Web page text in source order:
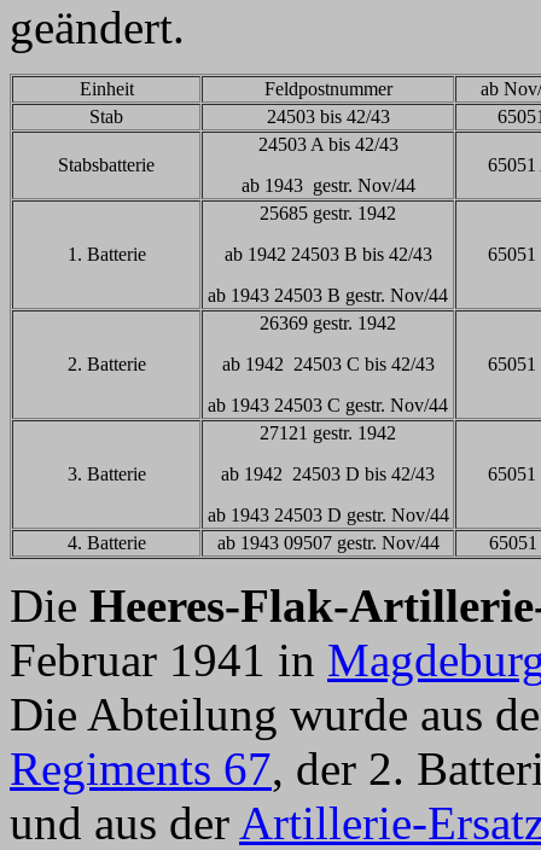
geändert.
Einheit Feldpostnummer
ab
Stab
24503 bis 42/43
Stabsbatterie
24503 A bis 42/43
ab 1943 gestr. Nov/44
65051
1. Batterie
25685 gestr. 1942
ab 1942 24503 B bis 42/43
ab 1943 24503 B gestr. Nov/44
65051
2. Batterie
26369 gestr. 1942
ab 1942 24503 C bis 42/43
ab 1943 24503 C gestr. Nov/44
65051
3. Batterie
27121 gestr. 1942
ab 1942 24503 D bis 42/43
ab 1943 24503 D gestr. Nov/44
65051
4. Batterie ab 1943 09507 gestr. Nov/44 65051
Die Heeres-Flak-
Februar 1941 in
Die Abteilung wurde aus
Regiments 67, der 2.
und aus der Artillerie-